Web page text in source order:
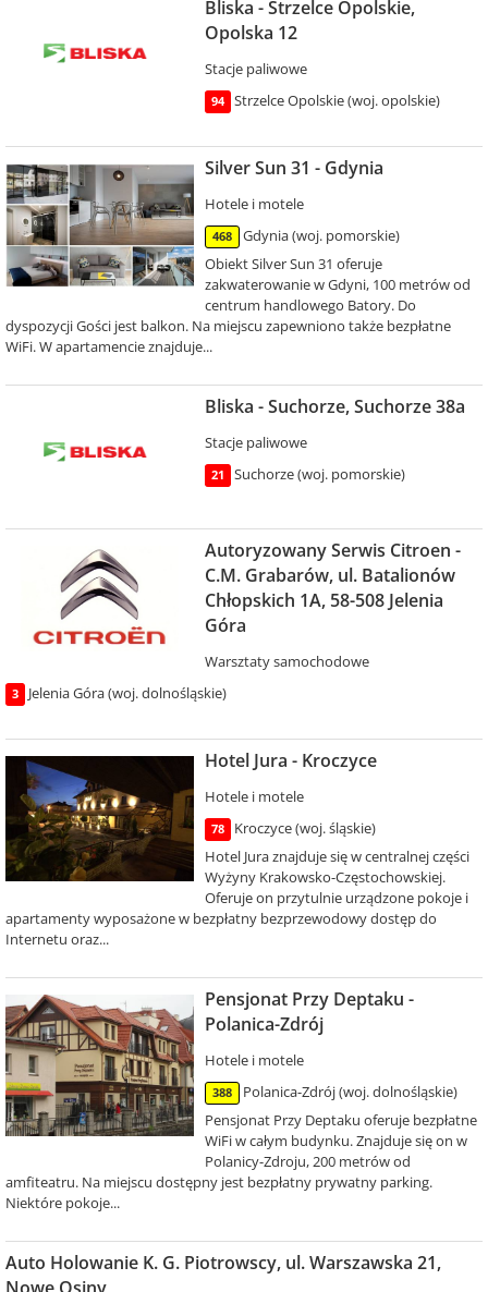
Bliska - Strzelce Opolskie,
Opolska 12
Stacje paliwowe
94 Strzelce Opolskie (woj. opolskie)
Silver Sun 31 - Gdynia
Hotele i motele
468
Gdynia (woj. pomorskie)
Obiekt Silver Sun 31 oferuje
zakwaterowanie w Gdyni, 100 metrów od
centrum handlowego Batory. Do
dyspozycji Gości jest balkon. Na miejscu zapewniono także bezpłatne
WiFi. W apartamencie znajduje...
Bliska - Suchorze, Suchorze 38a
Stacje paliwowe
21 Suchorze (woj. pomorskie)
Autoryzowany Serwis Citroen -
C.M. Grabarów, ul. Batalionów
Chłopskich 1A, 58-508 Jelenia
Góra
Warsztaty samochodowe
3 Jelenia Góra (woj. dolnośląskie)
Hotel Jura - Kroczyce
Hotele i motele
78
Kroczyce (woj. śląskie)
Hotel Jura znajduje się w centralnej części
Wyżyny Krakowsko-Częstochowskiej.
Oferuje on przytulnie urządzone pokoje i
apartamenty wyposażone w bezpłatny bezprzewodowy dostęp do
Internetu oraz...
Pensjonat Przy Deptaku -
Polanica-Zdrój
Hotele i motele
388
Polanica-Zdrój (woj. dolnośląskie)
Pensjonat Przy Deptaku oferuje bezpłatne
WiFi w całym budynku. Znajduje się on w
Polanicy-Zdroju, 200 metrów od
amfiteatru. Na miejscu dostępny jest bezpłatny prywatny parking.
Niektóre pokoje...
Auto Holowanie K. G. Piotrowscy, ul. Warszawska 21,